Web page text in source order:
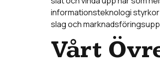
informationsteknologi
slag och
Vårt